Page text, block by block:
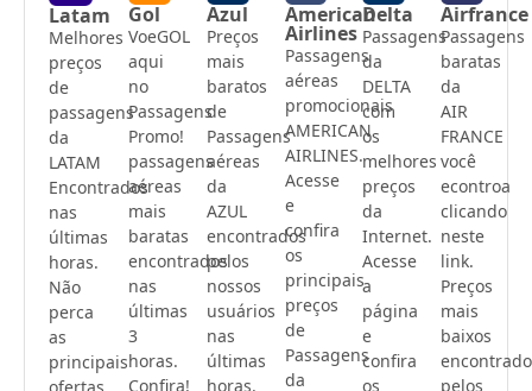
Latam
Melhores
preços
de
passagens
da
LATAM
Encontrados
nas
últimas
horas.
Não
perca
as
principais
Gol
VoeGOL
aqui
no
Passagens
Promo!
passagens
aéreas
mais
baratas
encontrados
nas
últimas
3
horas.
Confira!
Azul
Preços
mais
baratos
de
Passagens
aéreas
da
AZUL
encontrados
pelos
nossos
usuários
nas
últimas
horas.
American
Airlines
Passagens
aéreas
promocionais
AMERICAN
AIRLINES.
Acesse
e
confira
os
principais
preços
de
Passagens
da
Delta
Passagens
da
DELTA
com
os
melhores
preços
da
Internet.
Acesse
a
página
e
confira
os
Airfrance
Passagens
baratas
da
AIR
FRANCE
você
econtroa
clicando
neste
link.
Preços
mais
baixos
pelos